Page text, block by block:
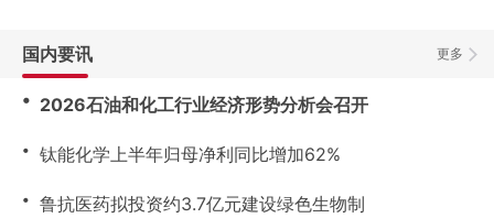
更多
国内要讯
・ 2026石油和化工行业经济形势分析会召开
・ 钛能化学上半年归母净利同比增加62%
・ 鲁抗医药拟投资约3.7亿元建设绿色生物制